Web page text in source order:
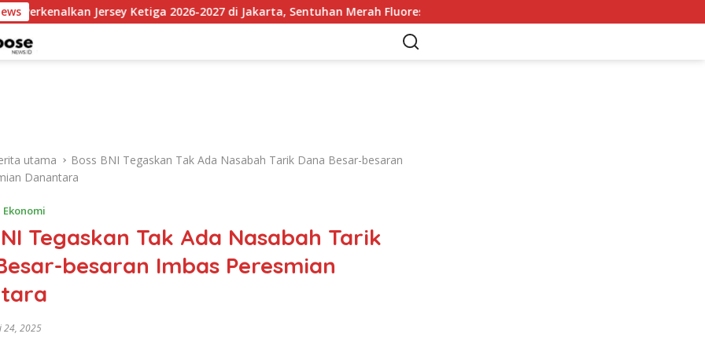
Ketiga 2026-2027 di Jakarta, Sentuhan Merah Fluoresen Jadi Sorotan
utama
Boss BNI Tegaskan Tak Ada Nasabah Tarik Dana Besar-besaran
Danantara
Ekonomi
Tegaskan Tak Ada Nasabah Tarik
besaran Imbas Peresmian
24, 2025